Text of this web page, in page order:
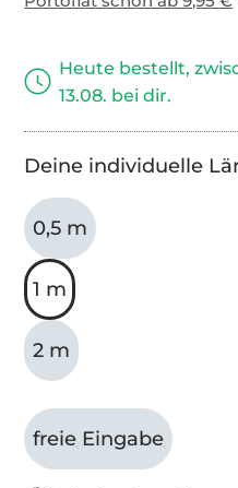
Heute bestellt,
13.08. bei dir.
Deine individuelle
0,5 m
1 m
2 m
freie Eingabe